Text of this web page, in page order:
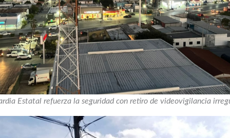
Estatal refuerza la seguridad con retiro de videovigilancia